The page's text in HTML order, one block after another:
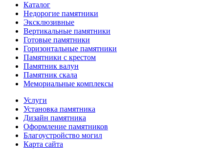
Каталог
Недорогие памятники
Эксклюзивные
Вертикальные памятники
Готовые памятники
Горизонтальные памятники
Памятники с крестом
Памятник валун
Памятник скала
Мемориальные комплексы
Услуги
Установка памятника
Дизайн памятника
Оформление памятников
Благоустройство могил
Карта сайта